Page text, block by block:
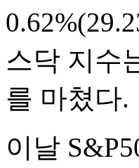
스닥 지수
를 마쳤다.
이날